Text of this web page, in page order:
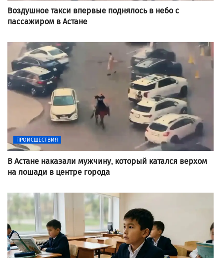
Воздушное такси впервые поднялось в небо с
пассажиром в Астане
ПРОИСШЕСТВИЯ
В Астане наказали мужчину, который катался верхом
на лошади в центре города